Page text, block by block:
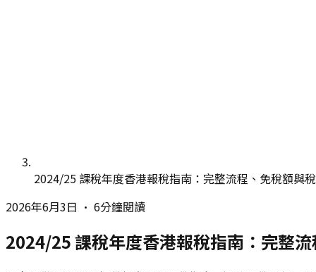
2024/25 課稅年度香港報稅指南：完整流程、免稅額與
2026年6月3日 • 6分鐘閱讀
2024/25 課稅年度香港報稅指南：完整